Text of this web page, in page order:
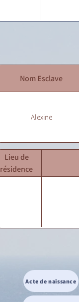
Nom Esclave
Alexine
Lieu de
résidence
Acte de naissance